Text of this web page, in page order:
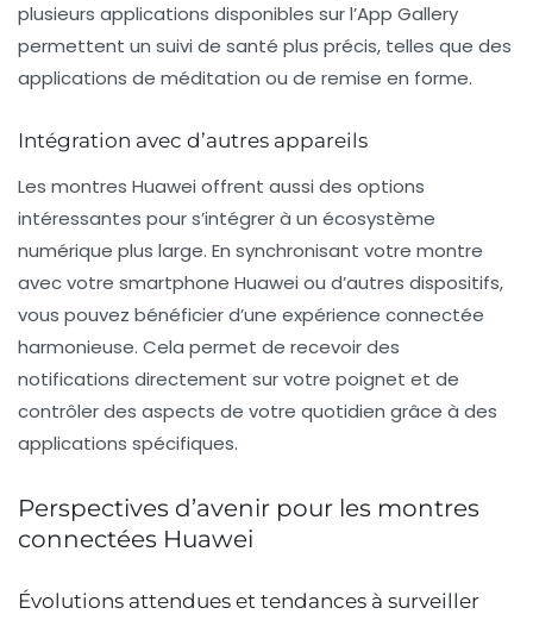
plusieurs applications disponibles sur l’App Gallery
permettent un suivi de santé plus précis, telles que des
applications de méditation ou de remise en forme.
Intégration avec d’autres appareils
Les montres Huawei offrent aussi des options
intéressantes pour s’intégrer à un écosystème
numérique plus large. En synchronisant votre montre
avec votre smartphone Huawei ou d’autres dispositifs,
vous pouvez bénéficier d’une expérience connectée
harmonieuse. Cela permet de recevoir des
notifications directement sur votre poignet et de
contrôler des aspects de votre quotidien grâce à des
applications spécifiques.
Perspectives d’avenir pour les montres
connectées Huawei
Évolutions attendues et tendances à surveiller